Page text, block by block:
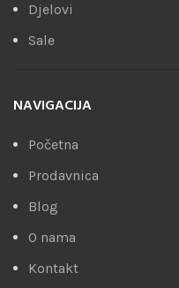
Djelovi
Sale
NAVIGACIJA
Početna
Prodavnica
Blog
O nama
Kontakt